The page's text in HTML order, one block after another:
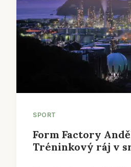
SPORT
Form Factory
Tréninkový ráj v